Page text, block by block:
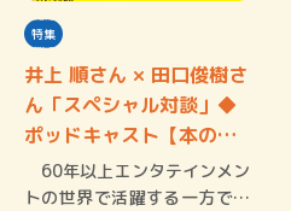
特集
井上 順さん × 田口俊樹さ
ん「スペシャル対談」◆
ポッドキャスト【本の…
60年以上エンタテインメン
トの世界で活躍する一方で芸